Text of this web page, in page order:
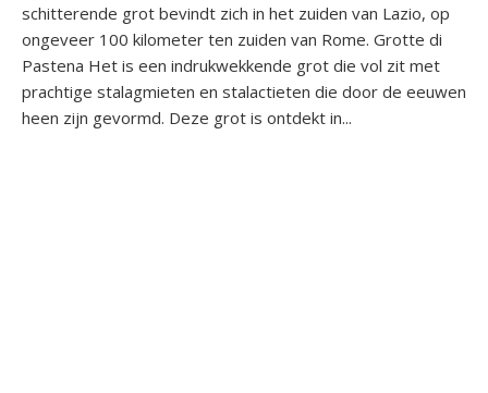
schitterende grot bevindt zich in het zuiden van Lazio, op
ongeveer 100 kilometer ten zuiden van Rome. Grotte di
Pastena Het is een indrukwekkende grot die vol zit met
prachtige stalagmieten en stalactieten die door de eeuwen
heen zijn gevormd. Deze grot is ontdekt in...